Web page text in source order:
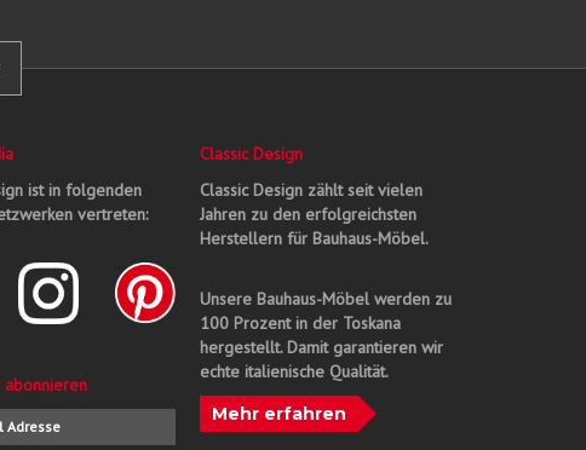
ist in folgenden
vertreten:
Classic Design
Classic Design zählt seit vielen
Jahren zu den erfolgreichsten
Herstellern für Bauhaus-Möbel.
Unsere Bauhaus-Möbel werden zu
100 Prozent in der Toskana
hergestellt. Damit garantieren wir
echte italienische Qualität.
Mehr erfahren